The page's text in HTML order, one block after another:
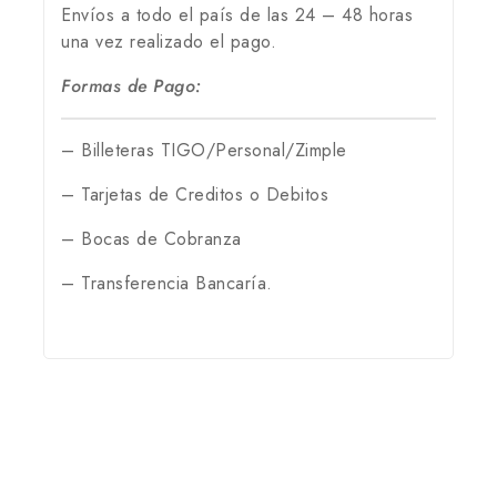
Envíos a todo el país de las 24 – 48 horas
una vez realizado el pago.
Formas de Pago:
– Billeteras TIGO/Personal/Zimple
– Tarjetas de Creditos o Debitos
– Bocas de Cobranza
– Transferencia Bancaría.